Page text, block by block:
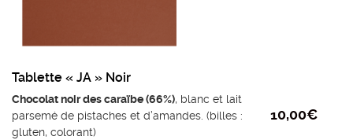
Tablette « JA » Noir
Chocolat noir des caraïbe (66%), blanc et lait
parsemé de pistaches et d’amandes. (billes :
gluten, colorant)
10,00€